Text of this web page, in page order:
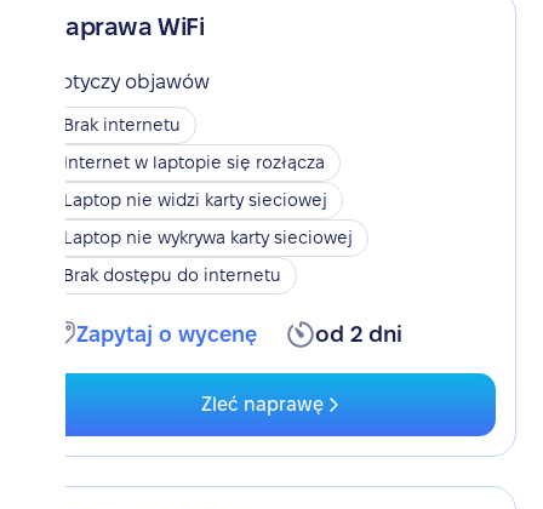
Naprawa WiFi
Dotyczy objawów
Brak internetu
Internet w laptopie się rozłącza
Laptop nie widzi karty sieciowej
Laptop nie wykrywa karty sieciowej
Brak dostępu do internetu
Zapytaj o wycenę od 2 dni
Zleć naprawę